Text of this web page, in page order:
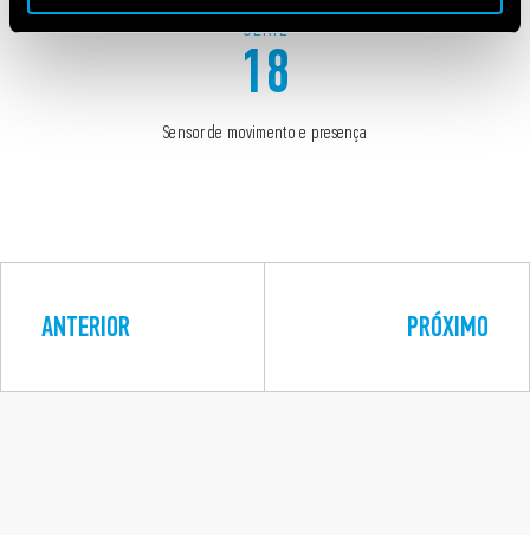
SÉRIE
18
Sensor de movimento e presença
ANTERIOR PRÓXIMO